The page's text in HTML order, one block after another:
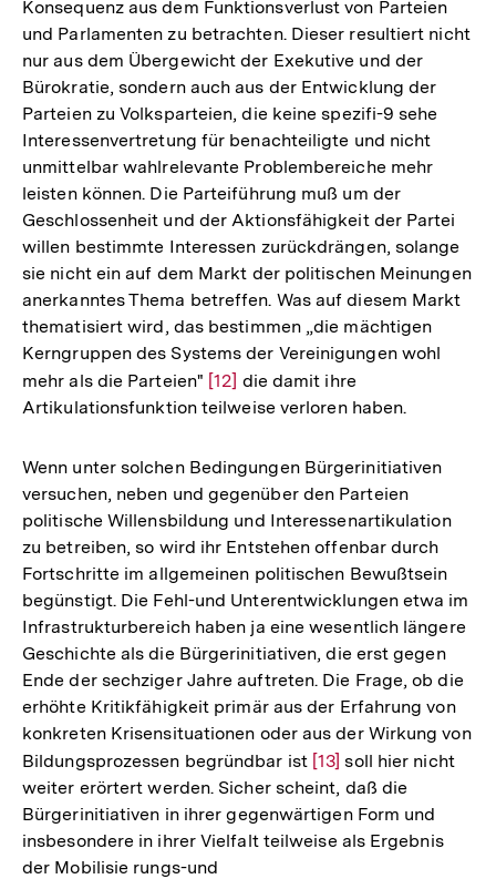
Konsequenz aus dem Funktionsverlust von Parteien
und Parlamenten zu betrachten. Dieser resultiert nicht
nur aus dem Übergewicht der Exekutive und der
Bürokratie, sondern auch aus der Entwicklung der
Parteien zu Volksparteien, die keine spezifi-9 sehe
Interessenvertretung für benachteiligte und nicht
unmittelbar wahlrelevante Problembereiche mehr
leisten können. Die Parteiführung muß um der
Geschlossenheit und der Aktionsfähigkeit der Partei
willen bestimmte Interessen zurückdrängen, solange
sie nicht ein auf dem Markt der politischen Meinungen
anerkanntes Thema betreffen. Was auf diesem Markt
thematisiert wird, das bestimmen „die mächtigen
Kerngruppen des Systems der Vereinigungen wohl
mehr als die Parteien" Zur
Auflösung
Fußnote
[12] die damit ihre
Artikulationsfunktion teilweise verloren haben.
Wenn unter solchen Bedingungen Bürgerinitiativen
versuchen, neben und gegenüber den Parteien
politische Willensbildung und Interessenartikulation
zu betreiben, so wird ihr Entstehen offenbar durch
Fortschritte im allgemeinen politischen Bewußtsein
begünstigt. Die Fehl-und Unterentwicklungen etwa im
Infrastrukturbereich haben ja eine wesentlich längere
Geschichte als die Bürgerinitiativen, die erst gegen
Ende der sechziger Jahre auftreten. Die Frage, ob die
erhöhte Kritikfähigkeit primär aus der Erfahrung von
konkreten Krisensituationen oder aus der Wirkung von
Bildungsprozessen begründbar ist Zur
Auflösung
der
Fußnote
[13] soll hier nicht
weiter erörtert werden. Sicher scheint, daß die
Bürgerinitiativen in ihrer gegenwärtigen Form und
insbesondere in ihrer Vielfalt teilweise als Ergebnis
der Mobilisie rungs-und